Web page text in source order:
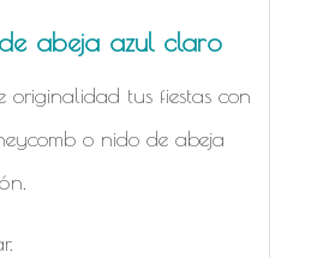
abeja azul claro
originalidad tus fiestas con
o nido de abeja